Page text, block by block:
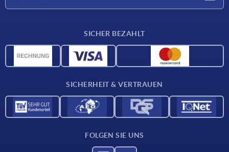
CAD-Daten
SICHER BEZAHLT
SICHERHEIT & VERTRAUEN
FOLGEN SIE UNS